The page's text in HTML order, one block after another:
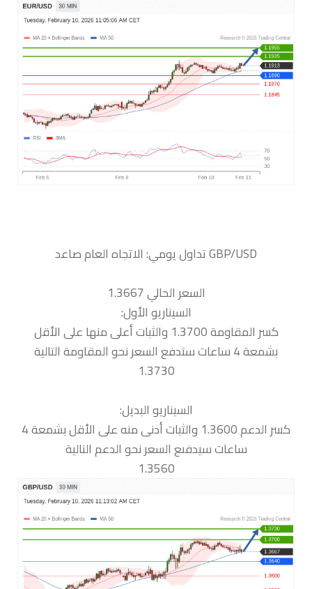
السعر الحالي 1.3667
السيناريو الأول:
كسر المقاومة 1.3700 والثبات أعلى منها على الأقل
بشمعة 4 ساعات ستدفع السعر نحو المقاومة التالية
1.3730
السيناريو البديل:
كسر الدعم 1.3600 والثبات أدنى منه على الأقل بشمعة 4
ساعات سيدفىع السعر نحو الدعم التالية
1.3560